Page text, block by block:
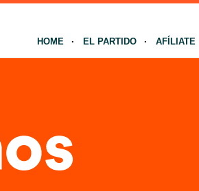
HOME EL PARTIDO AFÍLIATE